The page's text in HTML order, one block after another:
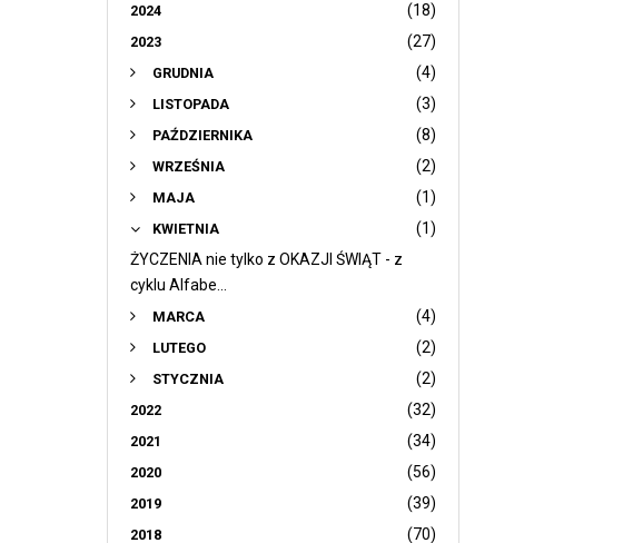
2024 (18)
2023 (27)
GRUDNIA (4)
LISTOPADA (3)
PAŹDZIERNIKA (8)
WRZEŚNIA (2)
MAJA (1)
KWIETNIA
(1)
ŻYCZENIA nie tylko z OKAZJI ŚWIĄT - z
cyklu Alfabe...
MARCA (4)
LUTEGO (2)
STYCZNIA (2)
2022 (32)
2021 (34)
2020 (56)
2019 (39)
2018 (70)